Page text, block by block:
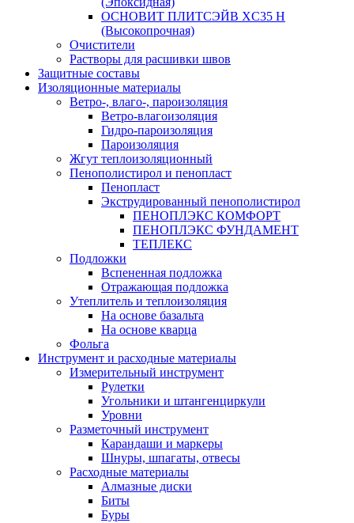
ОСНОВИТ ПЛИТСЭЙВ XС35 Н
(Высокопрочная)
Очистители
Растворы для расшивки швов
Защитные составы
Изоляционные материалы
Ветро-, влаго-, пароизоляция
Ветро-влагоизоляция
Гидро-пароизоляция
Пароизоляция
Жгут теплоизоляционный
Пенополистирол и пенопласт
Пенопласт
Экструдированный пенополистирол
ПЕНОПЛЭКС КОМФОРТ
ПЕНОПЛЭКС ФУНДАМЕНТ
ТЕПЛЕКС
Подложки
Вспененная подложка
Отражающая подложка
Утеплитель и теплоизоляция
На основе базальта
На основе кварца
Фольга
Инструмент и расходные материалы
Измерительный инструмент
Рулетки
Угольники и штангенциркули
Уровни
Разметочный инструмент
Карандаши и маркеры
Шнуры, шпагаты, отвесы
Расходные материалы
Алмазные диски
Биты
Буры